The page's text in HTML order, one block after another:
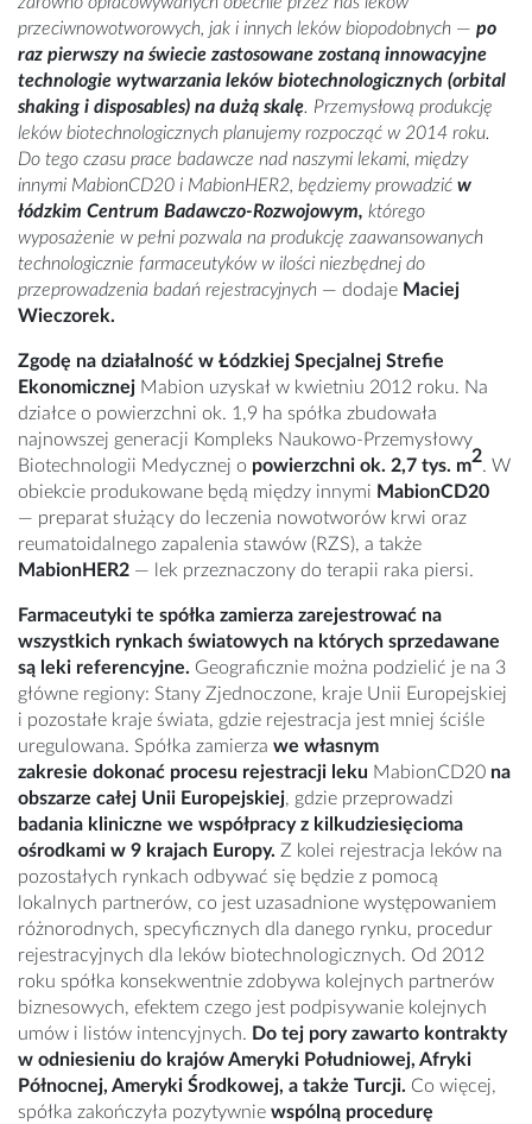
przeciwnowotworowych, jak i innych leków biopodobnych — po
raz pierwszy na świecie zastosowane zostaną innowacyjne
technologie wytwarzania leków biotechnologicznych (orbital
shaking i disposables) na dużą skalę. Przemysłową produkcję
leków biotechnologicznych planujemy rozpocząć w 2014 roku.
Do tego czasu prace badawcze nad naszymi lekami, między
innymi MabionCD20 i MabionHER2, będziemy prowadzić w
łódzkim Centrum Badawczo-Rozwojowym, którego
wyposażenie w pełni pozwala na produkcję zaawansowanych
technologicznie farmaceutyków w ilości niezbędnej do
przeprowadzenia badań rejestracyjnych — dodaje Maciej
Wieczorek.
Zgodę na działalność w Łódzkiej Specjalnej Strefie
Ekonomicznej Mabion uzyskał w kwietniu 2012 roku. Na
działce o powierzchni ok. 1,9 ha spółka zbudowała
najnowszej generacji Kompleks Naukowo-Przemysłowy
Biotechnologii Medycznej o powierzchni ok. 2,7 tys. m2. W
obiekcie produkowane będą między innymi MabionCD20
— preparat służący do leczenia nowotworów krwi oraz
reumatoidalnego zapalenia stawów (RZS), a także
MabionHER2 — lek przeznaczony do terapii raka piersi.
Farmaceutyki te spółka zamierza zarejestrować na
wszystkich rynkach światowych na których sprzedawane
są leki referencyjne. Geograficznie można podzielić je na 3
główne regiony: Stany Zjednoczone, kraje Unii Europejskiej
i pozostałe kraje świata, gdzie rejestracja jest mniej ściśle
uregulowana. Spółka zamierza we własnym
zakresie dokonać procesu rejestracji leku MabionCD20 na
obszarze całej Unii Europejskiej, gdzie przeprowadzi
badania kliniczne we współpracy z kilkudziesięcioma
ośrodkami w 9 krajach Europy. Z kolei rejestracja leków na
pozostałych rynkach odbywać się będzie z pomocą
lokalnych partnerów, co jest uzasadnione występowaniem
różnorodnych, specyficznych dla danego rynku, procedur
rejestracyjnych dla leków biotechnologicznych. Od 2012
roku spółka konsekwentnie zdobywa kolejnych partnerów
biznesowych, efektem czego jest podpisywanie kolejnych
umów i listów intencyjnych. Do tej pory zawarto kontrakty
w odniesieniu do krajów Ameryki Południowej, Afryki
Północnej, Ameryki Środkowej, a także Turcji. Co więcej,
spółka zakończyła pozytywnie wspólną procedurę